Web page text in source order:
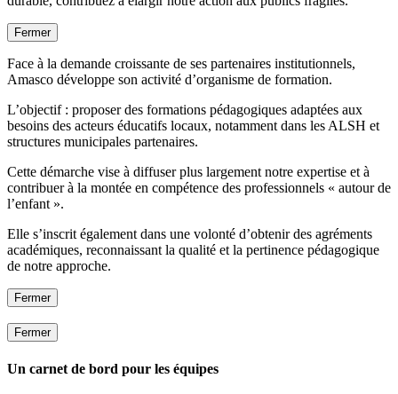
Fermer
Face à la demande croissante de ses partenaires institutionnels,
Amasco développe son activité d’organisme de formation.
L’objectif : proposer des formations pédagogiques adaptées aux
besoins des acteurs éducatifs locaux, notamment dans les ALSH et
structures municipales partenaires.
Cette démarche vise à diffuser plus largement notre expertise et à
contribuer à la montée en compétence des professionnels « autour de
l’enfant ».
Elle s’inscrit également dans une volonté d’obtenir des agréments
académiques, reconnaissant la qualité et la pertinence pédagogique
de notre approche.
Fermer
Fermer
Un carnet de bord pour les équipes